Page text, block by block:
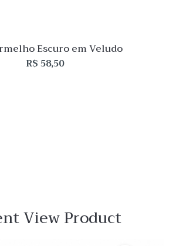
Escuro em Veludo
R$ 58,50
View Product